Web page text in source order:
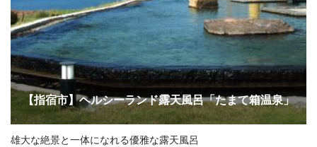
【指宿市】ヘルシーランド露天風呂「たまて箱温泉」
雄大な絶景と一体になれる優雅な露天風呂